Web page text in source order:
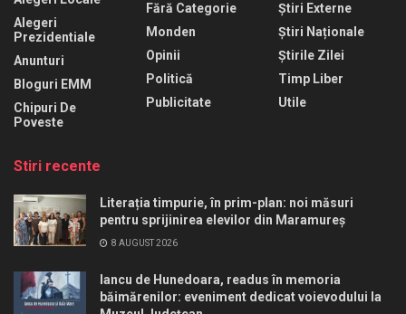
Alegeri
Prezidentiale
Anunturi
Bloguri EMM
Chipuri De
Poveste
Fără Categorie
Monden
Opinii
Politică
Publicitate
Știri Externe
Știri Naționale
Știrile Zilei
Timp Liber
Utile
Stiri recente
Literația timpurie, în prim-plan: noi măsuri
pentru sprijinirea elevilor din Maramureș
8 AUGUST 2026
Iancu de Hunedoara, readus în memoria
băimărenilor: eveniment dedicat voievodului la